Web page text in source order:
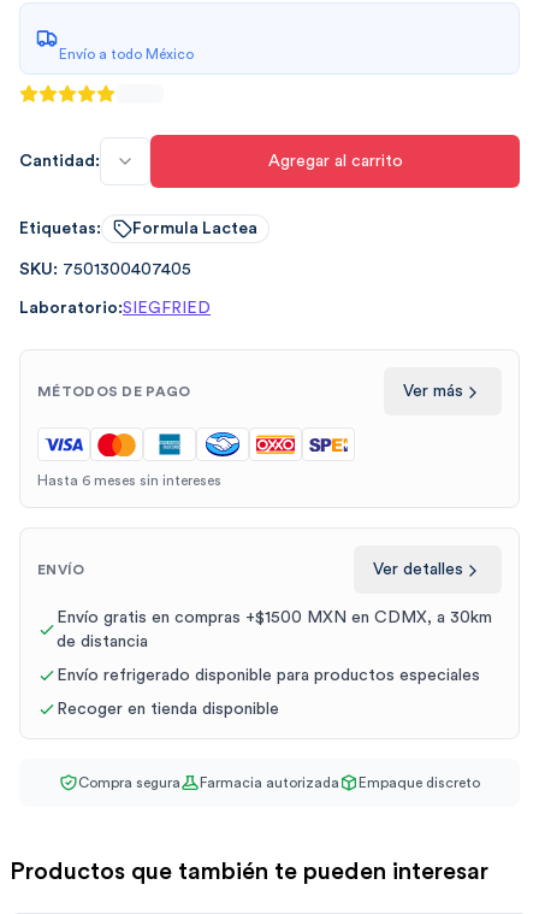
Envío a todo México
Cantidad: Agregar al carrito
Etiquetas: Formula Lactea
SKU: 7501300407405
Laboratorio:SIEGFRIED
MÉTODOS DE PAGO Ver más
Hasta 6 meses sin intereses
ENVÍO Ver detalles
Envío gratis en compras +$1500 MXN en CDMX, a 30km
de distancia
Envío refrigerado disponible para productos especiales
Recoger en tienda disponible
Compra segura Farmacia autorizada Empaque discreto
Productos que también te pueden interesar